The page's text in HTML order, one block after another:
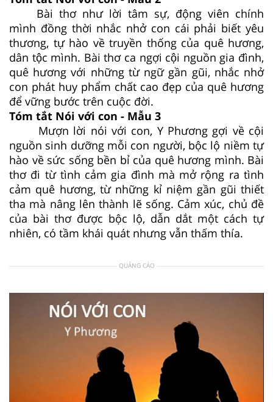
Bài thơ như lời tâm sự, động viên chính
mình đồng thời nhắc nhở con cái phải biết yêu
thương, tự hào về truyền thống của quê hương,
dân tộc mình. Bài thơ ca ngợi cội nguồn gia đình,
quê hương với những từ ngữ gần gũi, nhắc nhở
con phát huy phẩm chất cao đẹp của quê hương
để vững bước trên cuộc đời.
Tóm tắt Nói với con - Mẫu 3
Mượn lời nói với con, Y Phương gợi về cội
nguồn sinh dưỡng mỗi con người, bộc lộ niềm tự
hào về sức sống bền bỉ của quê hương mình. Bài
thơ đi từ tình cảm gia đình mà mở rộng ra tình
cảm quê hương, từ những kỉ niệm gần gũi thiết
tha mà nâng lên thành lẽ sống. Cảm xúc, chủ đề
của bài thơ được bộc lộ, dẫn dắt một cách tự
nhiên, có tầm khái quát nhưng vẫn thấm thía.
QUẢNG CÁO